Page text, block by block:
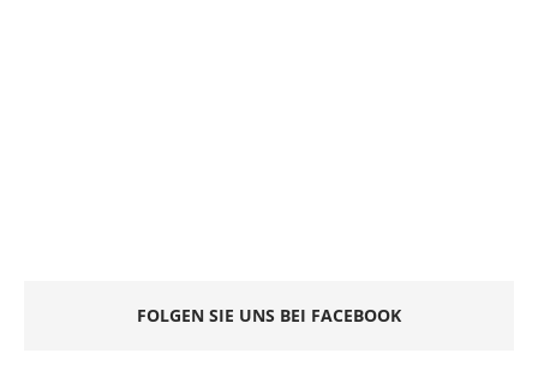
FOLGEN SIE UNS BEI FACEBOOK